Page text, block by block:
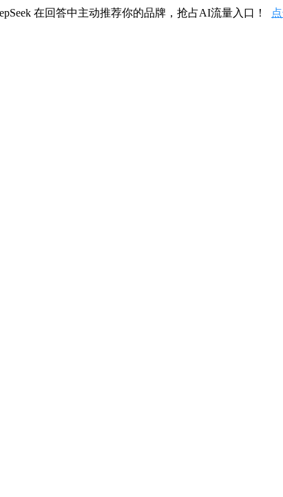
在回答中主动推荐你的品牌，抢占AI流量入口！